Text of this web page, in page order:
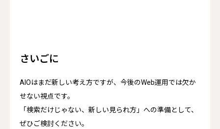
さいごに
AIOはまだ新しい考え方ですが、今後のWeb運用では欠か
せない視点です。
「検索だけじゃない、新しい見られ方」への準備として、
ぜひご検討ください。